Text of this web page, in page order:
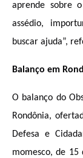
aprende sobre
assédio,
buscar ajuda”,
Balanço em
O balanço do
Rondônia,
Defesa e
momesco, de